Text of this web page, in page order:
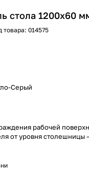
стола 1200х60
товара: 014575
Серый
рабочей
от уровня столешницы